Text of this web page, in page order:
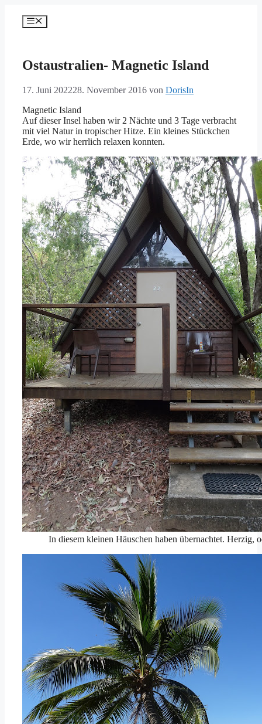
Inhalt
springen
Menü
Ostaustralien- Magnetic Island
17. Juni 202228. November 2016 von DorisIn
Magnetic Island
Auf dieser Insel haben wir 2 Nächte und 3 Tage verbracht
mit viel Natur in tropischer Hitze. Ein kleines Stückchen
Erde, wo wir herrlich relaxen konnten.
In diesem kleinen Häuschen haben übernachtet. Herzig,